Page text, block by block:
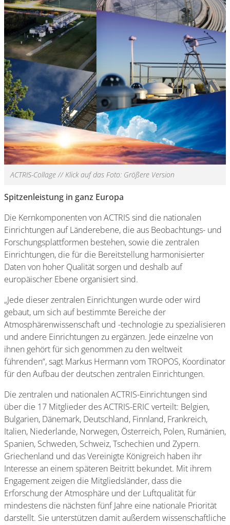
ACTRIS-Collage // Klick auf das Foto: Größere Version
Spitzenleistung in ganz Europa
Die Kernkomponenten von ACTRIS sind die nationalen
Einrichtungen auf Länderebene, die aus Beobachtungs- und
Forschungsplattformen bestehen, sowie die zentralen
Einrichtungen, die für die Bereitstellung harmonisierter
Daten von hoher Qualität sorgen und deshalb auf
europäischer Ebene organisiert sind.
„Jede dieser zentralen Einrichtungen wurde oder wird
gebaut, um sich auf bestimmte Bereiche der
Atmosphärenwissenschaft und -technologie zu spezialisieren
und andere Einrichtungen zu ergänzen. Jede einzelne von
ihnen gehört für sich genommen zu den weltweit
führenden“, sagt Markus Hermann vom TROPOS, Koordinator
für den Aufbau der deutschen zentralen Einrichtungen.
Die zentralen und nationalen ACTRIS-Einrichtungen sind
über die 17 Mitglieder des ACTRIS-ERIC verteilt: Belgien,
Bulgarien, Dänemark, Deutschland, Finnland, Frankreich,
Italien, Niederlande, Norwegen, Österreich, Polen, Rumänien,
Spanien, Schweden, Schweiz, Tschechien und Zypern.
Griechenland und das Vereinigte Königreich haben ihr
Interesse an einem späteren Beitritt bekundet. Mit ihrem
Engagement zeigen die Mitgliedsländer, dass die
Erforschung der Atmosphäre und der Luftqualität für
mindestens die nächsten fünf Jahre eine nationale Priorität
darstellt. Sie unterstützen damit außerdem wissenschaftliche